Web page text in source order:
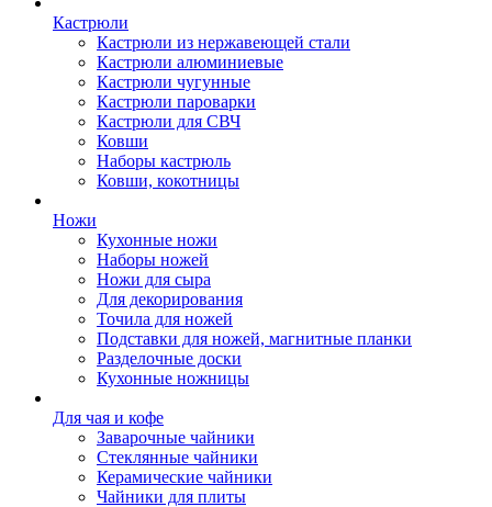
Кастрюли
Кастрюли из нержавеющей стали
Кастрюли алюминиевые
Кастрюли чугунные
Кастрюли пароварки
Кастрюли для СВЧ
Ковши
Наборы кастрюль
Ковши, кокотницы
Ножи
Кухонные ножи
Наборы ножей
Ножи для сыра
Для декорирования
Точила для ножей
Подставки для ножей, магнитные планки
Разделочные доски
Кухонные ножницы
Для чая и кофе
Заварочные чайники
Стеклянные чайники
Керамические чайники
Чайники для плиты